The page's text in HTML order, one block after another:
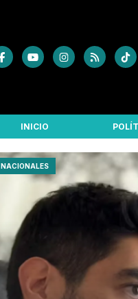
INICIO
NACIONALES